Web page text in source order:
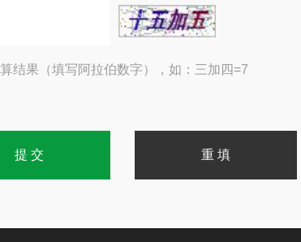
结果（填写阿拉伯数字），如：三加四=7